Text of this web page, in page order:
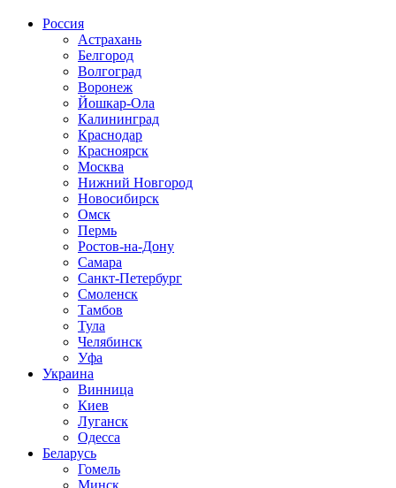
Россия
Астрахань
Белгород
Волгоград
Воронеж
Йошкар-Ола
Калининград
Краснодар
Красноярск
Москва
Нижний Новгород
Новосибирск
Омск
Пермь
Ростов-на-Дону
Самара
Санкт-Петербург
Смоленск
Тамбов
Тула
Челябинск
Уфа
Украина
Винница
Киев
Луганск
Одесса
Беларусь
Гомель
Минск